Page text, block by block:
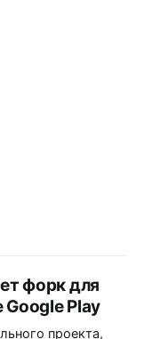
форк для
Play
проекта,